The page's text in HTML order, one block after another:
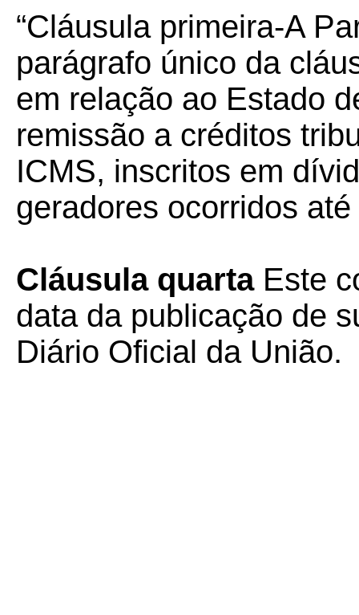
“Cláusula primeira-A
parágrafo único da
em relação ao Estado
remissão a créditos
ICMS, inscritos em
geradores ocorridos
Cláusula quartaEste
data da publicação de
Diário Oficial da União.